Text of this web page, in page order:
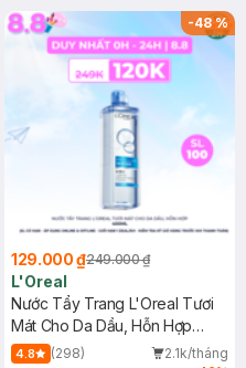
-48%
129.000 ₫249.000 ₫
L'Oreal
Nước Tẩy Trang L'Oreal Tươi
Mát Cho Da Dầu, Hỗn Hợp
400ml
4.8 (298)
2.1k/tháng